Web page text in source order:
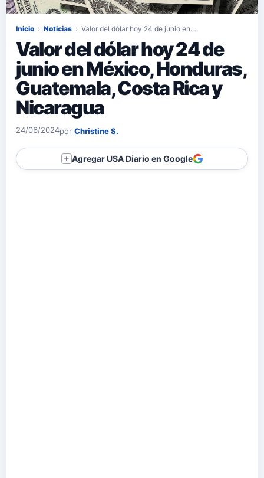
Inicio › Noticias › Valor del dólar hoy 24 de junio en…
Valor del dólar hoy 24 de
junio en México, Honduras,
Guatemala, Costa Rica y
Nicaragua
24/06/2024por Christine S.
＋ Agregar USA Diario en Google